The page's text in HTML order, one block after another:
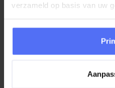
verzameld op basis van uw
SHARE THIS EVENT